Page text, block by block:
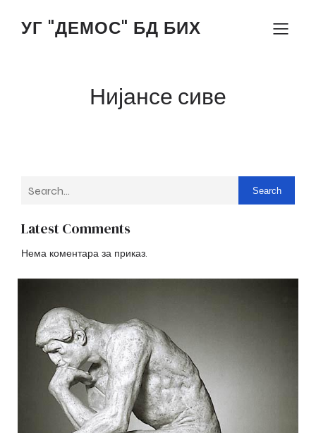
УГ "ДЕМОС" БД БИХ
Нијансе сиве
Search
Latest Comments
Нема коментара за приказ.